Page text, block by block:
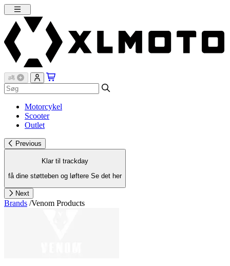
Motorcykel
Scooter
Outlet
Previous
Klar til trackday
få dine støtteben og løftere Se det her
Next
Brands /Venom Products